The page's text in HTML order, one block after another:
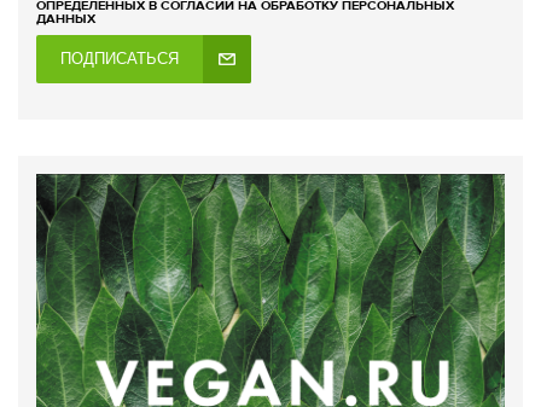
ОПРЕДЕЛЕННЫХ В СОГЛАСИИ НА ОБРАБОТКУ ПЕРСОНАЛЬНЫХ
ДАННЫХ
ПОДПИСАТЬСЯ